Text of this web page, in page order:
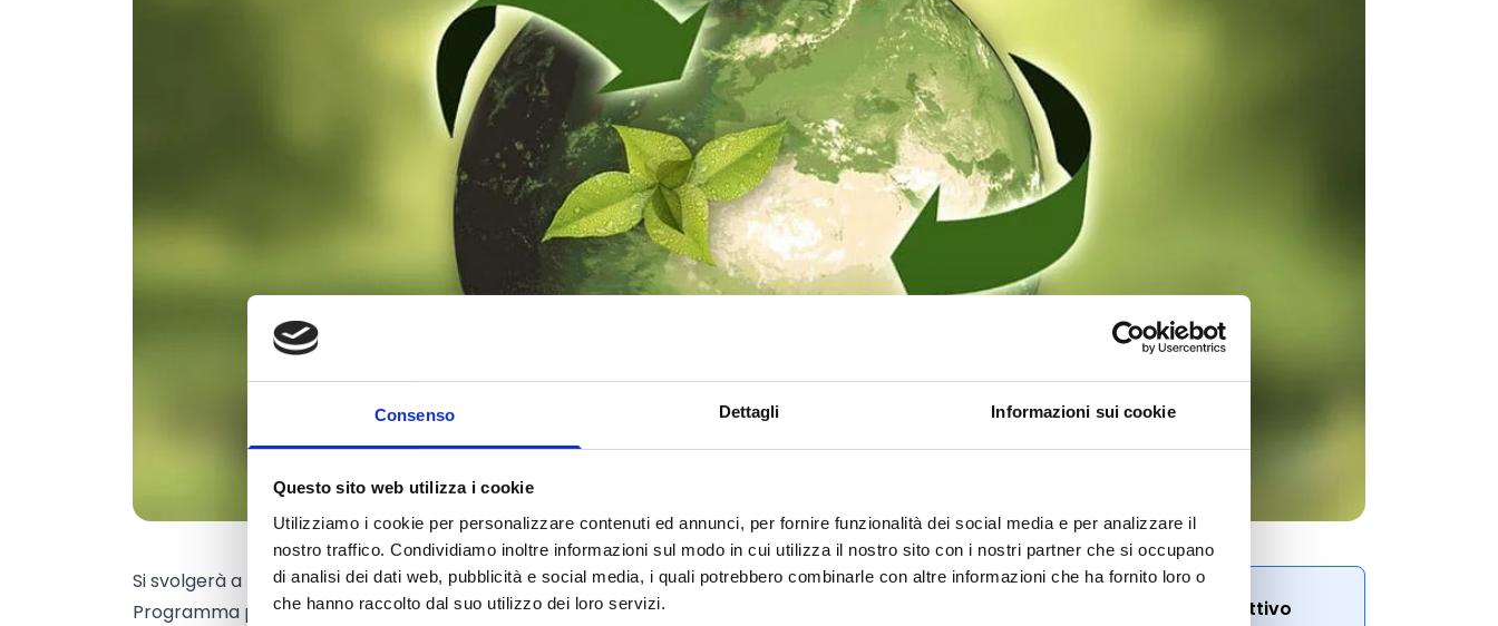
Consenso Dettagli Informazioni sui cookie
Questo sito web utilizza i cookie
Utilizziamo i cookie per personalizzare contenuti ed annunci, per fornire funzionalità dei social media e per analizzare il
nostro traffico. Condividiamo inoltre informazioni sul modo in cui utilizza il nostro sito con i nostri partner che si occupano
di analisi dei dati web, pubblicità e social media, i quali potrebbero combinarle con altre informazioni che ha fornito loro o
che hanno raccolto dal suo utilizzo dei loro servizi.
Si svolgerà a Bruxelles, il 4 maggio 2018, la giornata informativa e di networking sul bando 2018 del
Programma per l'ambiente - LIFE. L'evento è aperto ai potenziali candidati che presentano proposte di
Conosci Obiettivo